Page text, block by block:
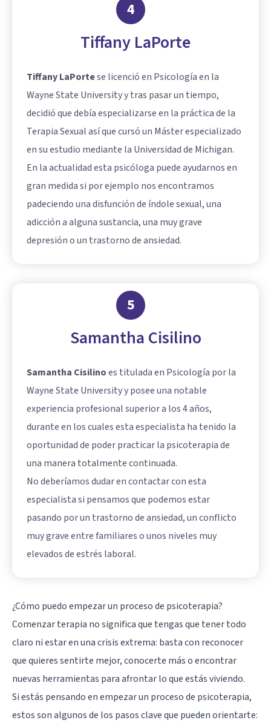
4
Tiffany LaPorte
Tiffany LaPortese licenció en Psicología en la
Wayne State University y tras pasar un tiempo,
decidió que debía especializarse en la práctica de la
Terapia Sexual así que cursó un Máster especializado
en su estudio mediante la Universidad de Michigan.
En la actualidad esta psicóloga puede ayudarnos en
gran medida si por ejemplo nos encontramos
padeciendo una disfunción de índole sexual, una
adicción a alguna sustancia, una muy grave
depresión o un trastorno de ansiedad.
5
Samantha Cisilino
Samantha Cisilinoes titulada en Psicología por la
Wayne State University y posee una notable
experiencia profesional superior a los 4 años,
durante en los cuales esta especialista ha tenido la
oportunidad de poder practicar la psicoterapia de
una manera totalmente continuada.
No deberíamos dudar en contactar con esta
especialista si pensamos que podemos estar
pasando por un trastorno de ansiedad, un conflicto
muy grave entre familiares o unos niveles muy
elevados de estrés laboral.
¿Cómo puedo empezar un proceso de psicoterapia?
Comenzar terapia no significa que tengas que tener todo
claro ni estar en una crisis extrema: basta con reconocer
que quieres sentirte mejor, conocerte más o encontrar
nuevas herramientas para afrontar lo que estás viviendo.
Si estás pensando en empezar un proceso de psicoterapia,
estos son algunos de los pasos clave que pueden orientarte: